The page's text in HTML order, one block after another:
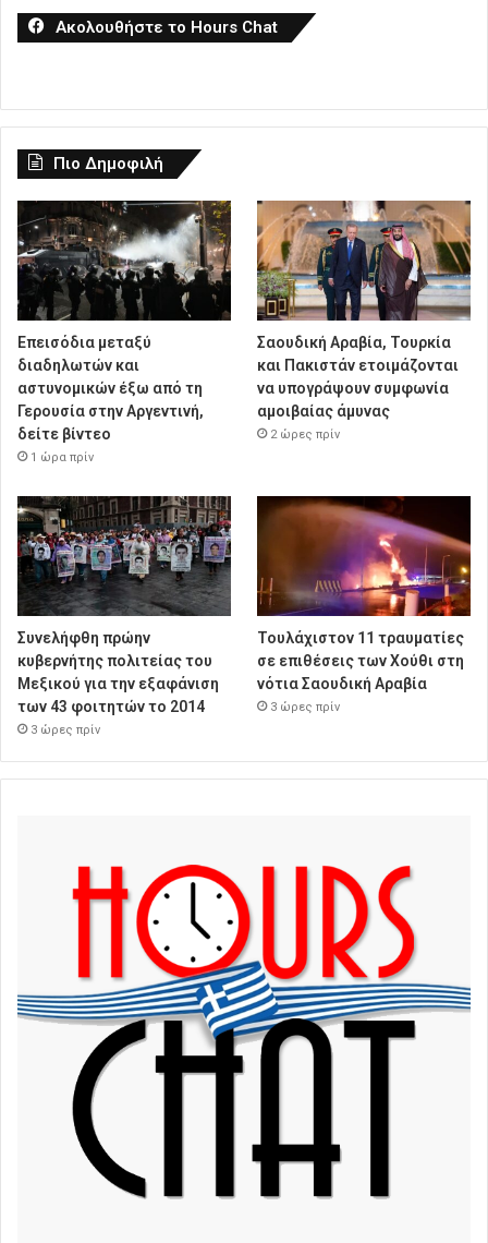
Ακολουθήστε το Hours Chat
Πιο Δημοφιλή
Επεισόδια μεταξύ
διαδηλωτών και
αστυνομικών έξω από τη
Γερουσία στην Αργεντινή,
δείτε βίντεο
1 ώρα πρίν
Σαουδική Αραβία, Τουρκία
και Πακιστάν ετοιμάζονται
να υπογράψουν συμφωνία
αμοιβαίας άμυνας
2 ώρες πρίν
Συνελήφθη πρώην
κυβερνήτης πολιτείας του
Μεξικού για την εξαφάνιση
των 43 φοιτητών το 2014
3 ώρες πρίν
Τουλάχιστον 11 τραυματίες
σε επιθέσεις των Χούθι στη
νότια Σαουδική Αραβία
3 ώρες πρίν